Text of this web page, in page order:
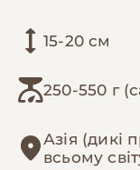
15-20 см
250-550 г
Азія (дикі
всьому